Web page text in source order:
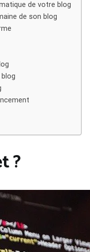
de votre blog
de son blog
?